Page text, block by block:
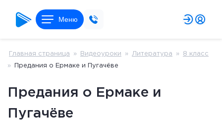
Меню
Главная страница » Видеоуроки » Литература » 8 класс
» Предания о Ермаке и Пугачёве
Предания о Ермаке и
Пугачёве